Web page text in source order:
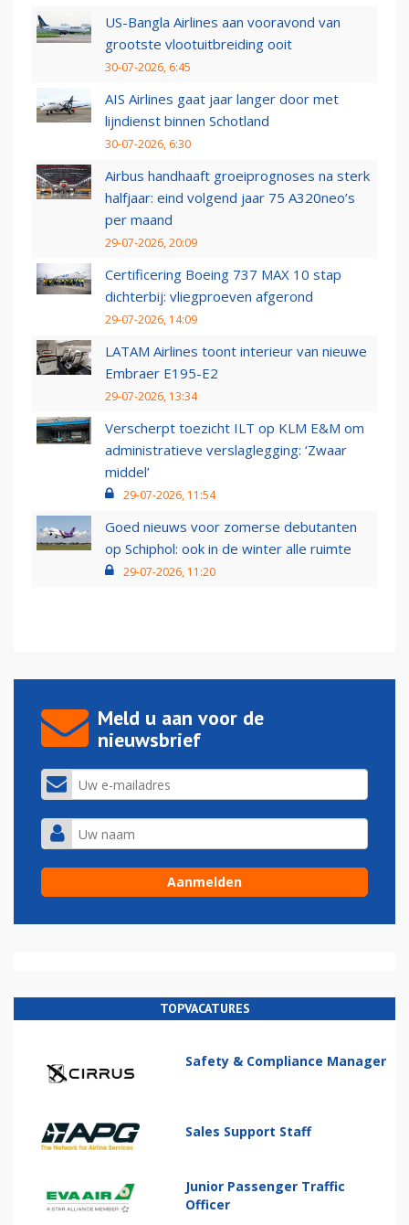
US-Bangla Airlines aan vooravond van
grootste vlootuitbreiding ooit
30-07-2026, 6:45
AIS Airlines gaat jaar langer door met
lijndienst binnen Schotland
30-07-2026, 6:30
Airbus handhaaft groeiprognoses na sterk
halfjaar: eind volgend jaar 75 A320neo’s
per maand
29-07-2026, 20:09
Certificering Boeing 737 MAX 10 stap
dichterbij: vliegproeven afgerond
29-07-2026, 14:09
LATAM Airlines toont interieur van nieuwe
Embraer E195-E2
29-07-2026, 13:34
Verscherpt toezicht ILT op KLM E&M om
administratieve verslaglegging: ‘Zwaar
middel’
29-07-2026, 11:54
Goed nieuws voor zomerse debutanten
op Schiphol: ook in de winter alle ruimte
29-07-2026, 11:20
Meld u aan voor de
nieuwsbrief
TOPVACATURES
Safety & Compliance Manager
Sales Support Staff
Junior Passenger Traffic
Officer